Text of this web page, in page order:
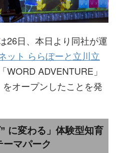
26日、本日より同社が運
ット ららぽーと立川立
WORD ADVENTURE」
オープンしたことを発
に変わる」体験型知育
ーマパーク